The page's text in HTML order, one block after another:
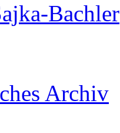
Bachler
Archiv